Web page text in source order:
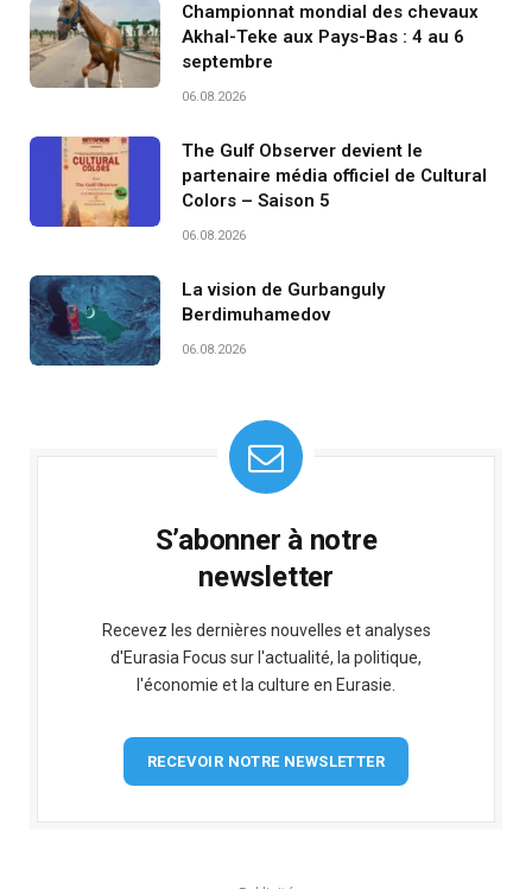
Championnat mondial des chevaux
Akhal-Teke aux Pays-Bas : 4 au 6
septembre
06.08.2026
The Gulf Observer devient le
partenaire média officiel de Cultural
Colors – Saison 5
06.08.2026
La vision de Gurbanguly
Berdimuhamedov
06.08.2026
S’abonner à notre
newsletter
Recevez les dernières nouvelles et analyses
d'Eurasia Focus sur l'actualité, la politique,
l'économie et la culture en Eurasie.
RECEVOIR NOTRE NEWSLETTER